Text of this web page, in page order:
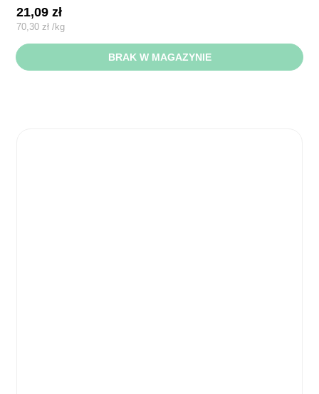
21,09zł
70,30 zł /kg
BRAK W MAGAZYNIE